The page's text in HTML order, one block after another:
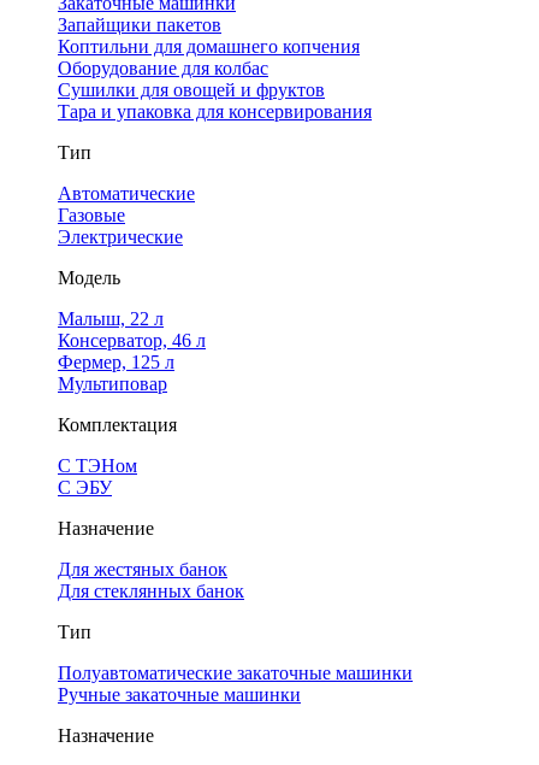
Запайщики пакетов
Коптильни для домашнего копчения
Оборудование для колбас
Сушилки для овощей и фруктов
Тара и упаковка для консервирования
Тип
Автоматические
Газовые
Электрические
Модель
Малыш, 22 л
Консерватор, 46 л
Фермер, 125 л
Мультиповар
Комплектация
С ТЭНом
С ЭБУ
Назначение
Для жестяных банок
Для стеклянных банок
Тип
Полуавтоматические закаточные машинки
Ручные закаточные машинки
Назначение